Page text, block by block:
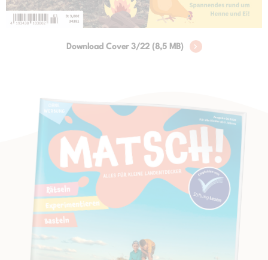
Download Cover 3/22 (8,5 MB)